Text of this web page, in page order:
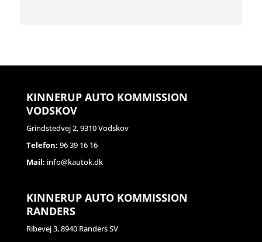
KINNERUP AUTO KOMMISSION
VODSKOV
Grindstedvej 2, 9310 Vodskov
Telefon: 96 39 16 16
Mail: info@kautok.dk
KINNERUP AUTO KOMMISSION
RANDERS
Ribevej 3, 8940 Randers SV